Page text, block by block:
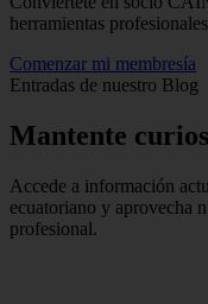
herramientas
Comenzar mi membresía
Entradas de nuestro Blog
Mantente
Accede a información
ecuatoriano y aprovecha
profesional.